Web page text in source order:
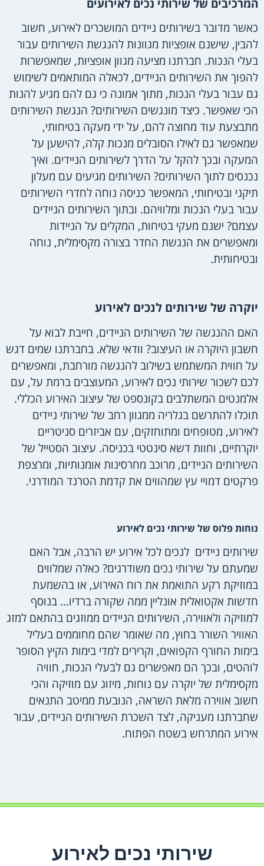
המרכיבים של שירותי נכים לאירועים
כאשר מדובר בשירותים ניידים המושכרים לאירוע, חשוב
להבין, שישנם אופציות מגוונות להנגשת השירותים עבור
בעלי הנכות. חברתנו מציעה מגוון אופציות, שמאפשרות
להפוך את השירותים הניידים, לכאלה המותאמים לשימוש
גם עבור בעלי הנכות, מתוך אמונה כי גם להם מגיע להנות
הכי שאפשר. כיצד מונגשים השירותים? הנגשת השירותים
מתבצעת עוד מחוצה להם, על ידי מעקה בטיחותי,
שמאפשר גם לאילו הסובלים מנכות קלה, להישען על
המעקה ובכך להקל על הדרך לשירותים הניידים. ואיך
נכנסים לתוך השירותים? השירותים מגיעים עם מעלון
תיקני ובטיחותי, המאפשר כניסה נוחה לחדרי השירותים
עבור בעלי הנכות ומלוויהם. ובתוך השירותים הניידים
עצמם? ישנם מעקי בטיחות, המקלים על הניידות
ומאפשרים את הנגשת החדר בצורה מקסימלית, נוחה
ובטיחותית.
יוקרה של שירותים לנכים לאירוע
האם ההנגשה של השירותים הניידים, חייבת לבוא על
חשבון היוקרה או העיצוב? וודאי שלא. בחברתנו שמים דגש
על חווית המשתמש בשילוב להנגשה מורחבת, ומאפשרים
לכם לשכור שירותי נכים לאירוע, המעוצבים ברמת על, עם
אלמנטים המשתלבים בקונספט של עיצוב האירוע הכללי.
תוכלו להתרשם בגלריה ממגוון רחב של שירותי ניידים
לאירוע, מטופחים ומתוחזקים, עם אביזרים סניטריים
יוקרתיים, וחוות דשא סינטטי בכניסה. עיצוב הסטייל של
השירותים הניידים, מרוכב מחרסינות אומנותיות, ומרצפת
פרקטים דמויי עץ שמהווים את קדמת הטרנד המודרני.
נוחות פלוס של שירותי נכים לאירוע
שירותים ניידים לנכים לכל אירוע יש הרבה, אבל האם
שמעתם על שירותי נכים משודרגים? כאלה שמלווים
במוזיקת רקע התואמת את רוח האירוע, או בהשמעת
חדשות אקטואלית אונליין ממה שקורה ברדיו… בנוסף
למוזיקה ולאווירה, השירותים הניידים ממוזגים בהתאם למזג
האוויר השורר בחוץ, מה שאומר שהם מחוממים בעליל
בימות החורף הקפואים, וקרירים למדי בימות הקיץ הסופר
לוהטים, ובכך הם מאפשרים גם לבעלי הנכות, חוויה
מקסימלית של יוקרה עם נוחות, מיזוג עם מוזיקה והכי
חשוב אווירה מלאת השראה, הנובעת ממיטב התנאים
שחברתנו מעניקה, לצד השכרת השירותים הניידים, עבור
אירוע המתרחש בשטח הפתוח.
שירותי נכים לאירוע